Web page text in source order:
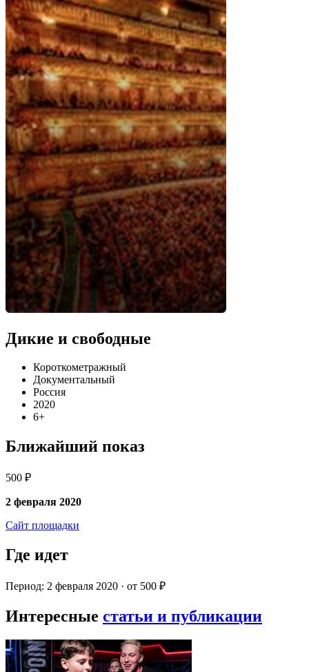
Дикие и свободные
Короткометражный
Документальный
Россия
2020
6+
Ближайший показ
500 ₽
2 февраля 2020
Сайт площадки
Где идет
Период: 2 февраля 2020 · от 500 ₽
Интересные статьи и публикации